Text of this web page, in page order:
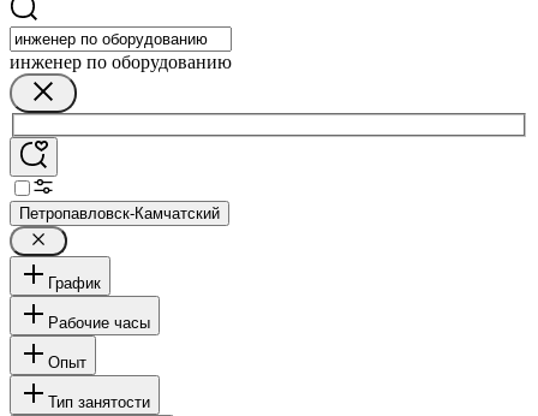
инженер по оборудованию
Петропавловск-Камчатский
График
Рабочие часы
Опыт
Тип занятости